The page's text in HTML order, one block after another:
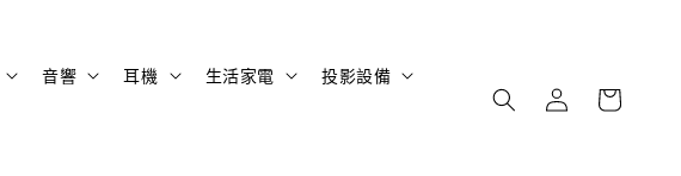
音響 耳機 生活家電 投影設備